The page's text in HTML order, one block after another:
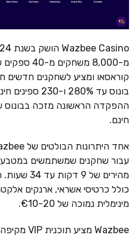
מ-8,000
קוראסאו ומציע לשחקנים חדשים
חינם.
עבור שחקנים שמשתמשים
מהירים של
כולל כרטיסי אשראי, ארנקים
מינימלית נמוכה של €10-20.